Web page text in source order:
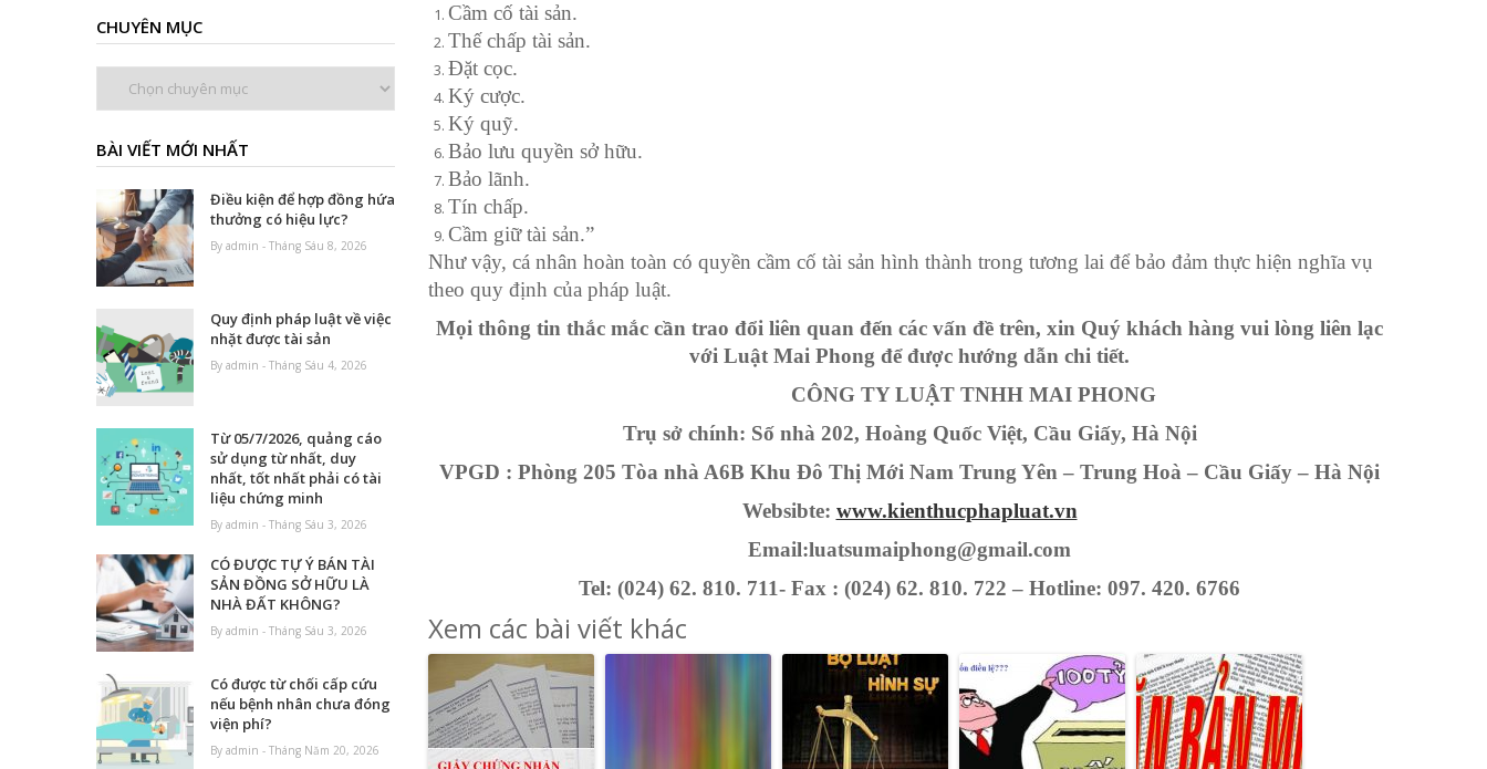
Cầm cố tài sản.
Thế chấp tài sản.
Đặt cọc.
Ký cược.
Ký quỹ.
Bảo lưu quyền sở hữu.
Bảo lãnh.
Tín chấp.
Cầm giữ tài sản.”
Như vậy, cá nhân hoàn toàn có quyền cầm cố tài sản hình thành trong tương lai để bảo đảm thực hiện nghĩa vụ
theo quy định của pháp luật.
Mọi thông tin thắc mắc cần trao đổi liên quan đến các vấn đề trên, xin Quý khách hàng vui lòng liên lạc
với Luật Mai Phong để được hướng dẫn chi tiết.
CÔNG TY LUẬT TNHH MAI PHONG
Trụ sở chính: Số nhà 202, Hoàng Quốc Việt, Cầu Giấy, Hà Nội
VPGD : Phòng 205 Tòa nhà A6B Khu Đô Thị Mới Nam Trung Yên – Trung Hoà – Cầu Giấy – Hà Nội
Websibte: www.kienthucphapluat.vn
Email:luatsumaiphong@gmail.com
Tel: (024) 62. 810. 711- Fax : (024) 62. 810. 722 – Hotline: 097. 420. 6766
Xem các bài viết khác
CHUYÊN MỤC
BÀI VIẾT MỚI NHẤT
Điều kiện để hợp đồng hứa
thưởng có hiệu lực?
By admin - Tháng Sáu 8, 2026
Quy định pháp luật về việc
nhặt được tài sản
By admin - Tháng Sáu 4, 2026
Từ 05/7/2026, quảng cáo
sử dụng từ nhất, duy
nhất, tốt nhất phải có tài
liệu chứng minh
By admin - Tháng Sáu 3, 2026
CÓ ĐƯỢC TỰ Ý BÁN TÀI
SẢN ĐỒNG SỞ HỮU LÀ
NHÀ ĐẤT KHÔNG?
By admin - Tháng Sáu 3, 2026
Có được từ chối cấp cứu
nếu bệnh nhân chưa đóng
viện phí?
By admin - Tháng Năm 20, 2026